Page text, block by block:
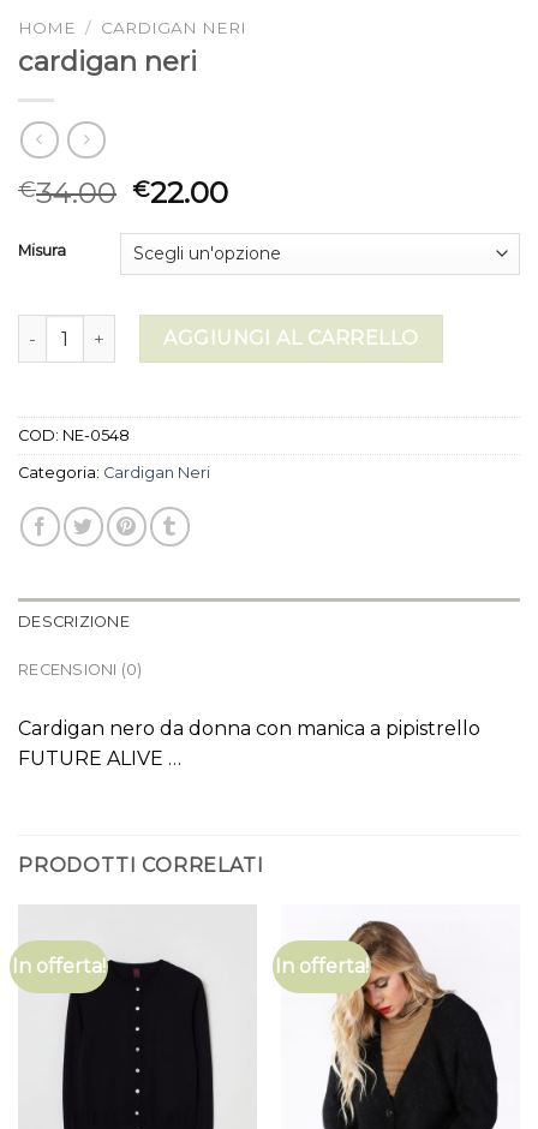
HOME / CARDIGAN NERI
cardigan neri
€34.00 €22.00
Misura
cardigan neri quantitàAGGIUNGI AL CARRELLO
COD: NE-0548
Categoria: Cardigan Neri
DESCRIZIONE
RECENSIONI (0)
Cardigan nero da donna con manica a pipistrello
FUTURE ALIVE …
PRODOTTI CORRELATI
In offerta! In offerta!